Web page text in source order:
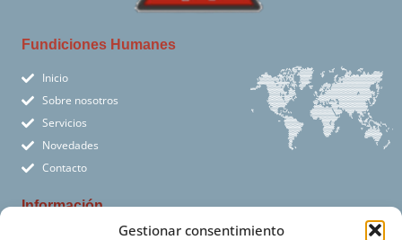
Gestionar consentimiento
Fundiciones Humanes
Inicio
Sobre nosotros
Servicios
Novedades
Contacto
Información